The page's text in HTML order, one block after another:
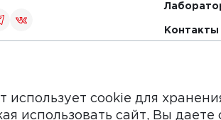
Контакты
использует cookie для
использовать сайт, Вы